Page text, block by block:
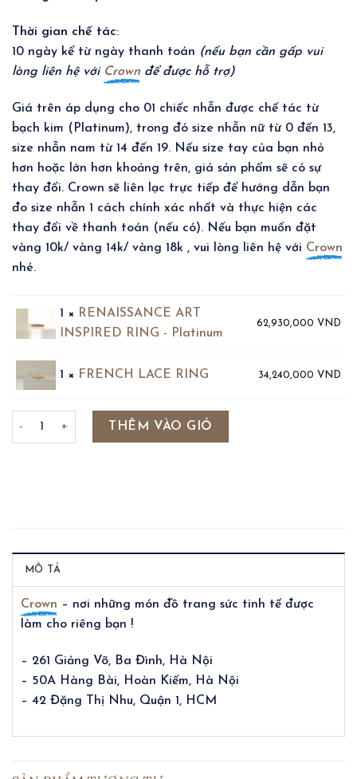
Thời gian chế tác:
10 ngày kể từ ngày thanh toán (nếu bạn cần gấp vui
lòng liên hệ với Crownđể được hỗ trợ)
Giá trên áp dụng cho 01 chiếc nhẫn được chế tác từ
bạch kim (Platinum), trong đó size nhẫn nữ từ 0 đến 13,
size nhẫn nam từ 14 đến 19. Nếu size tay của bạn nhỏ
hơn hoặc lớn hơn khoảng trên, giá sản phẩm sẽ có sự
thay đổi. Crown sẽ liên lạc trực tiếp để hướng dẫn bạn
đo size nhẫn 1 cách chính xác nhất và thực hiện các
thay đổi về thanh toán (nếu có). Nếu bạn muốn đặt
vàng 10k/ vàng 14k/ vàng 18k , vui lòng liên hệ với Crown
nhé.
1 × RENAISSANCE ART
INSPIRED RING - Platinum
62,930,000 VND
1 × FRENCH LACE RING 34,240,000 VND
RENAISSANCE ART INSPIRED RING & FRENCH LACE RING
THÊM VÀO GIỎ
MÔ TẢ
Crown – nơi những món đồ trang sức tinh tế được
làm cho riêng bạn !
– 261 Giảng Võ, Ba Đình, Hà Nội
– 50A Hàng Bài, Hoàn Kiếm, Hà Nội
– 42 Đặng Thị Nhu, Quận 1, HCM